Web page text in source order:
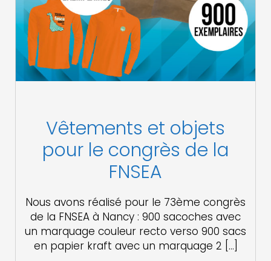
Vêtements et objets
pour le congrès de la
FNSEA
Nous avons réalisé pour le 73ème congrès
de la FNSEA à Nancy : 900 sacoches avec
un marquage couleur recto verso 900 sacs
en papier kraft avec un marquage 2 […]